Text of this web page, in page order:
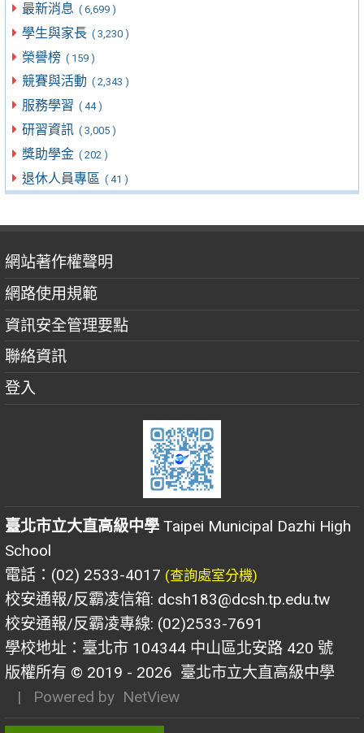
最新消息 ( 6,699 )
學生與家長 ( 3,230 )
榮譽榜 ( 159 )
競賽與活動 ( 2,343 )
服務學習 ( 44 )
研習資訊 ( 3,005 )
獎助學金 ( 202 )
退休人員專區 ( 41 )
網站著作權聲明
網路使用規範
資訊安全管理要點
聯絡資訊
登入
臺北市立大直高級中學 Taipei Municipal Dazhi High
School
電話：(02) 2533-4017 (查詢處室分機)
校安通報/反霸凌信箱: dcsh183@dcsh.tp.edu.tw
校安通報/反霸凌專線: (02)2533-7691
學校地址：臺北市 104344 中山區北安路 420 號
版權所有 © 2019 - 2026 臺北市立大直高級中學
| Powered by NetView